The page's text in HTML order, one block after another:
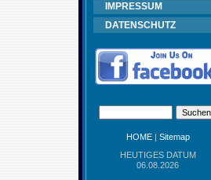
IMPRESSUM
DATENSCHUTZ
HOME| Sitemap
HEUTIGES DATUM
06.08.2026